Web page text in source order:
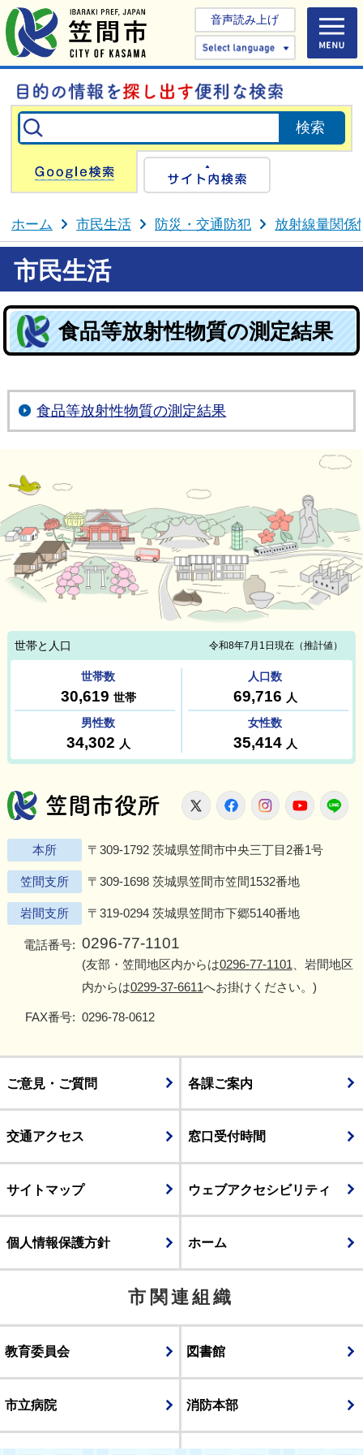
音声読み上げ
Select
Google検索
ホーム 市民生活 防災・交通防犯 放射線量関係
市民生活
食品等放射性物質の測定結果
食品等放射性物質の測定結果
笠間市役所
X FacebookInstagram
本所 〒309-1792 茨城県笠間市中央三丁目2番1号
笠間支所 〒309-1698 茨城県笠間市笠間1532番地
岩間支所 〒319-0294 茨城県笠間市下郷5140番地
電話番号: 0296-77-1101
(友部・笠間地区内からは0296-77-1101 、岩間地区
内からは0299-37-6611へお掛けください。)
FAX番号: 0296-78-0612
ご意見・ご質問 各課ご案内
交通アクセス 窓口受付時間
サイトマップ ウェブアクセシビリティ
個人情報保護方針 ホーム
市関連組織
教育委員会 図書館
市立病院 消防本部